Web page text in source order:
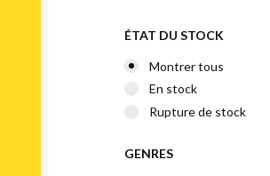
ÉTAT DU STOCK
Montrer tous
En stock
Rupture de stock
GENRES